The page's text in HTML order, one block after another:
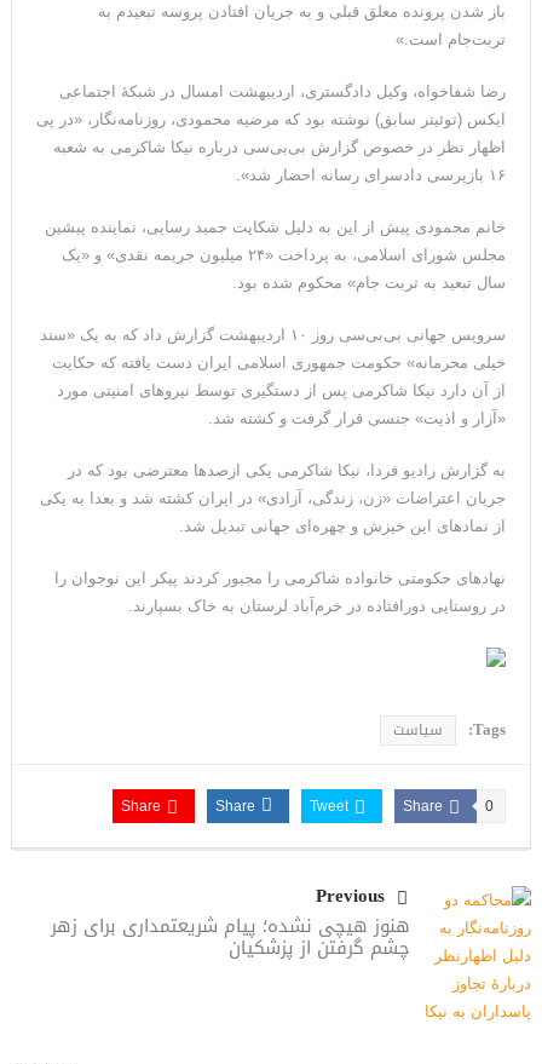
باز شدن پرونده معلق قبلی و به جریان افتادن پروسه تبعیدم به
تربت‌جام است.»
رضا شفاخواه، وکیل دادگستری، اردیبهشت امسال در شبکهٔ اجتماعی
ایکس (توئیتر سابق) نوشته بود که مرضیه محمودی،‌ روزنامه‌نگار، «در پی
اظهار نظر در خصوص گزارش بی‌بی‌سی درباره نیکا شاکرمی به شعبه
۱۶ بازپرسی دادسرای رسانه احضار شد».
خانم محمودی پیش از این به دلیل شکایت حمید رسایی، نماینده پیشین
مجلس شورای اسلامی، به پرداخت «۲۴ میلیون جریمه نقدی» و «یک
سال تبعید به تربت جام» محکوم شده بود.
سرویس جهانی بی‌بی‌سی روز ۱۰ اردیبهشت گزارش داد که به یک «سند
خیلی محرمانه» حکومت جمهوری اسلامی ایران دست یافته که حکایت
از آن دارد نیکا شاکرمی پس از دستگیری توسط نیروهای امنیتی مورد
«آزار و اذیت» جنسی قرار گرفت و کشته شد.
به گزارش رادیو فردا، نیکا شاکرمی یکی ازصدها معترضی بود که در
جریان اعتراضات «زن، زندگی، آزادی» در ایران کشته شد و بعدا به یکی
از نمادهای این خیزش و چهره‌ای جهانی تبدیل شد.
نهادهای حکومتی خانواده شاکرمی را مجبور کردند پیکر این نوجوان را
در روستایی دورافتاده در خرم‌آباد لرستان به خاک بسپارند.
Tags: سیاست
Share 0
Tweet
Share
Share
Previous
هنوز هیچی نشده؛ پیام شریعتمداری برای زهر
چشم گرفتن از پزشکیان